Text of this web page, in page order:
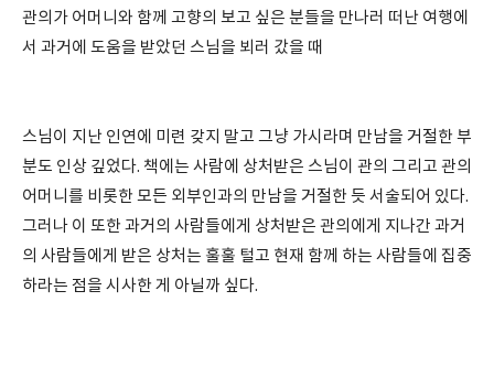
관의가 어머니와 함께 고향의 보고 싶은 분들을 만나러 떠난 여행에
서 과거에 도움을 받았던 스님을 뵈러 갔을 때
스님이 지난 인연에 미련 갖지 말고 그냥 가시라며 만남을 거절한 부
분도 인상 깊었다. 책에는 사람에 상처받은 스님이 관의 그리고 관의
어머니를 비롯한 모든 외부인과의 만남을 거절한 듯 서술되어 있다.
그러나 이 또한 과거의 사람들에게 상처받은 관의에게 지나간 과거
의 사람들에게 받은 상처는 훌훌 털고 현재 함께 하는 사람들에 집중
하라는 점을 시사한 게 아닐까 싶다.